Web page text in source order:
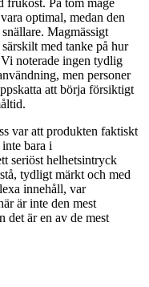
frukost. På tom mage
optimal, medan den
Magmässigt
med tanke på hur
noterade ingen tydlig
men personer
att börja försiktigt
var att produkten faktiskt
bara i
seriöst helhetsintryck
tydligt märkt och med
innehåll, var
är inte den mest
det är en av de mest